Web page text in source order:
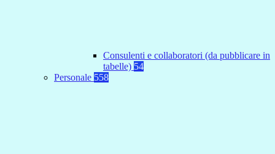
Consulenti e collaboratori (da pubblicare in
tabelle) 54
Personale 558